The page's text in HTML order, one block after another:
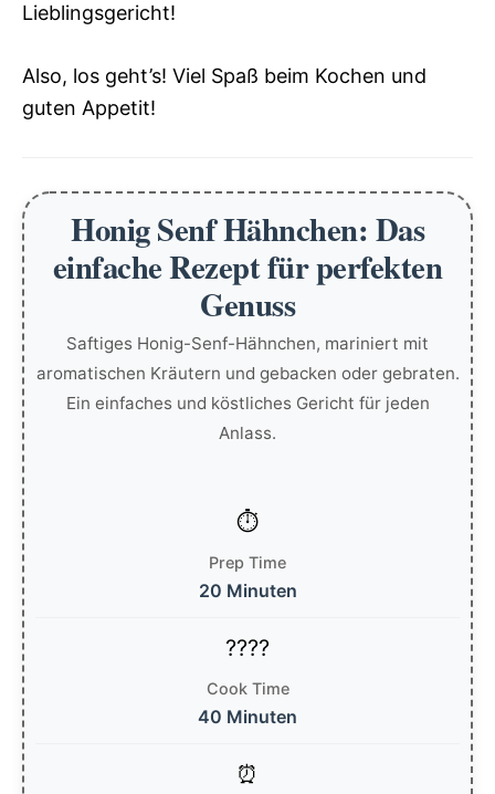
Lieblingsgericht!
Also, los geht’s! Viel Spaß beim Kochen und
guten Appetit!
Honig Senf Hähnchen: Das
einfache Rezept für perfekten
Genuss
Saftiges Honig-Senf-Hähnchen, mariniert mit
aromatischen Kräutern und gebacken oder gebraten.
Ein einfaches und köstliches Gericht für jeden
Anlass.
Prep Time
20 Minuten
Cook Time
40 Minuten